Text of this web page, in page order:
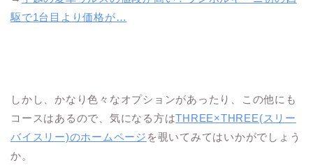
駆で1台目より価格が…
しかし、かなり色々なオプションがあったり、この他にも
コースはあるので、気になる方はTHREE×THREE(スリー
バイスリー)のホームページ を覗いてみてはいかがでしょう
か。